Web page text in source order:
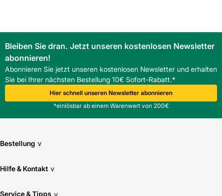
Bleiben Sie dran. Jetzt unseren kostenlosen Newsletter
abonnieren!
Abonnieren Sie jetzt unseren kostenlosen Newsletter und erhalten
Sie bei Ihrer nächsten Bestellung 10€ Sofort-Rabatt.*
Hier schnell unseren Newsletter abonnieren
*einlösbar ab einem Warenwert von 200€
Bestellung v
Hilfe & Kontakt v
Service & Tipps v